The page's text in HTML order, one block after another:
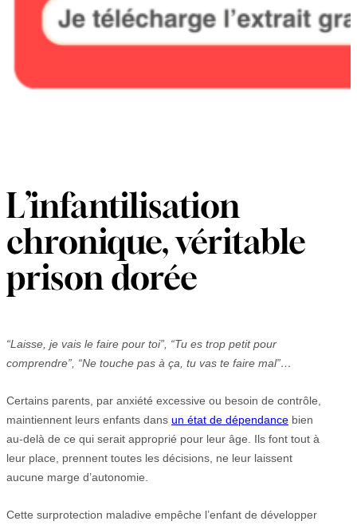
L’infantilisation
chronique, véritable
prison dorée
“Laisse, je vais le faire pour toi”, “Tu es trop petit pour
comprendre”, “Ne touche pas à ça, tu vas te faire mal”…
Certains parents, par anxiété excessive ou besoin de contrôle,
maintiennent leurs enfants dans un état de dépendance bien
au-delà de ce qui serait approprié pour leur âge. Ils font tout à
leur place, prennent toutes les décisions, ne leur laissent
aucune marge d’autonomie.
Cette surprotection maladive empêche l’enfant de développer